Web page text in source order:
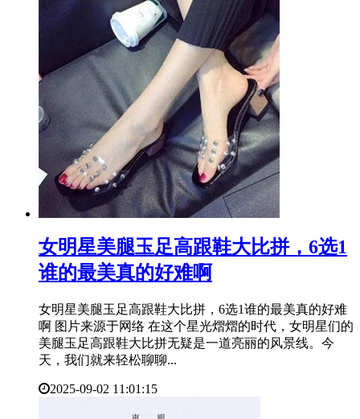
​女明星美腿玉足高跟鞋大比拼，6选1
谁的最美真的好难啊
女明星美腿玉足高跟鞋大比拼，6选1谁的最美真的好难
啊 图片来源于网络 在这个星光熠熠的时代，女明星们的
美腿玉足高跟鞋大比拼无疑是一道亮丽的风景线。今
天，我们就来轻松聊聊...
2025-09-02 11:01:15